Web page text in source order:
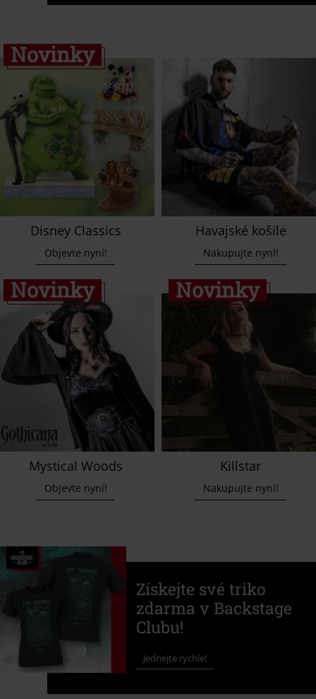
Novinky
Disney Classics
Objevte nyní!
Havajské košile
Nakupujte nyní!
Novinky
Mystical Woods
Objevte nyní!
Novinky
Killstar
Nakupujte nyní!
Získejte své triko
zdarma v Backstage
Clubu!
Jednejte rychle!